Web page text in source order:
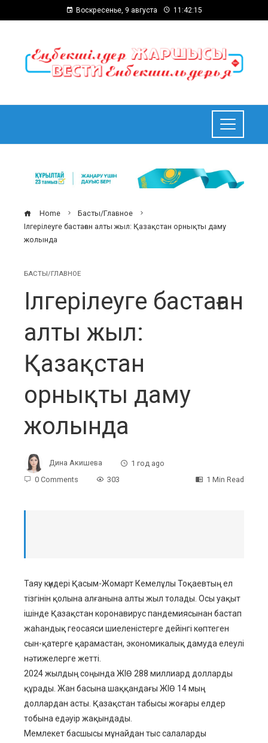
Воскресенье, 9 августа 11:42:16
Home
Басты/Главное
Ілгерілеуге бастаған алты жыл: Қазақстан орнықты даму
жолында
БАСТЫ/ГЛАВНОЕ
Ілгерілеуге бастаған
алты жыл:
Қазақстан
орнықты даму
жолында
Дина Акишева
1 год ago
0 Comments
303 1 Min Read
Таяу күндері Қасым-Жомарт Кемелұлы Тоқаевтың ел
тізгінін қолына алғанына алты жыл толады. Осы уақыт
ішінде Қазақстан коронавирус пандемиясынан бастап
жаһандық геосаяси шиеленістерге дейінгі көптеген
сын-қатерге қарамастан, экономикалық дамуда елеулі
нәтижелерге жетті.
2024 жылдың соңында ЖІӨ 288 миллиард долларды
құрады. Жан басына шаққандағы ЖІӨ 14 мың
доллардан асты. Қазақстан табысы жоғары елдер
тобына едәуір жақындады.
Мемлекет басшысы мұнайдан тыс салаларды